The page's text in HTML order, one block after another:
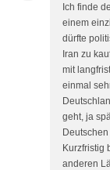
Ich finde
einem
dürfte
Iran zu
mit
einmal
geht, ja
Kurzfristig
anderen